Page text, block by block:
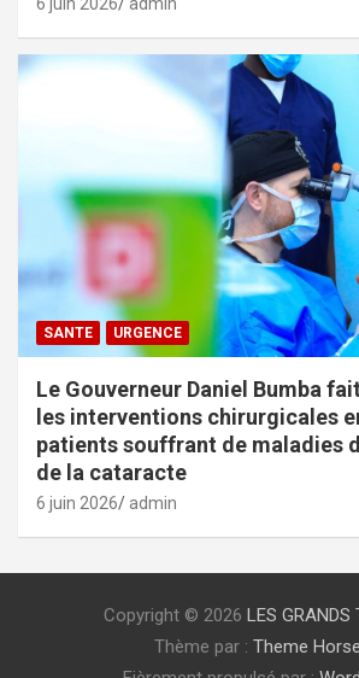
SANTE URGENCE
Le Gouverneur Daniel Bumba
les interventions chirurgicales
patients souffrant de maladies
de la cataracte
6 juin 2026 admin
Copyright © 2026 LES GRANDS
Thème par : Theme Horse